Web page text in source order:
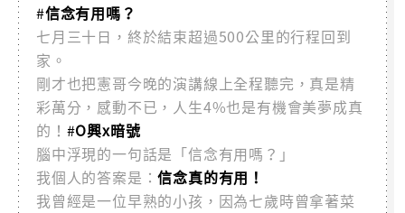
#信念有用嗎？
七月三十日，終於結束超過500公里的行程回到
家。
剛才也把憲哥今晚的演講線上全程聽完，真是精
彩萬分，感動不已，人生4%也是有機會美夢成真
的！ #O興x暗號
腦中浮現的一句話是「信念有用嗎？」
我個人的答案是：信念真的有用！
我曾經是一位早熟的小孩，因為七歲時曾拿著菜